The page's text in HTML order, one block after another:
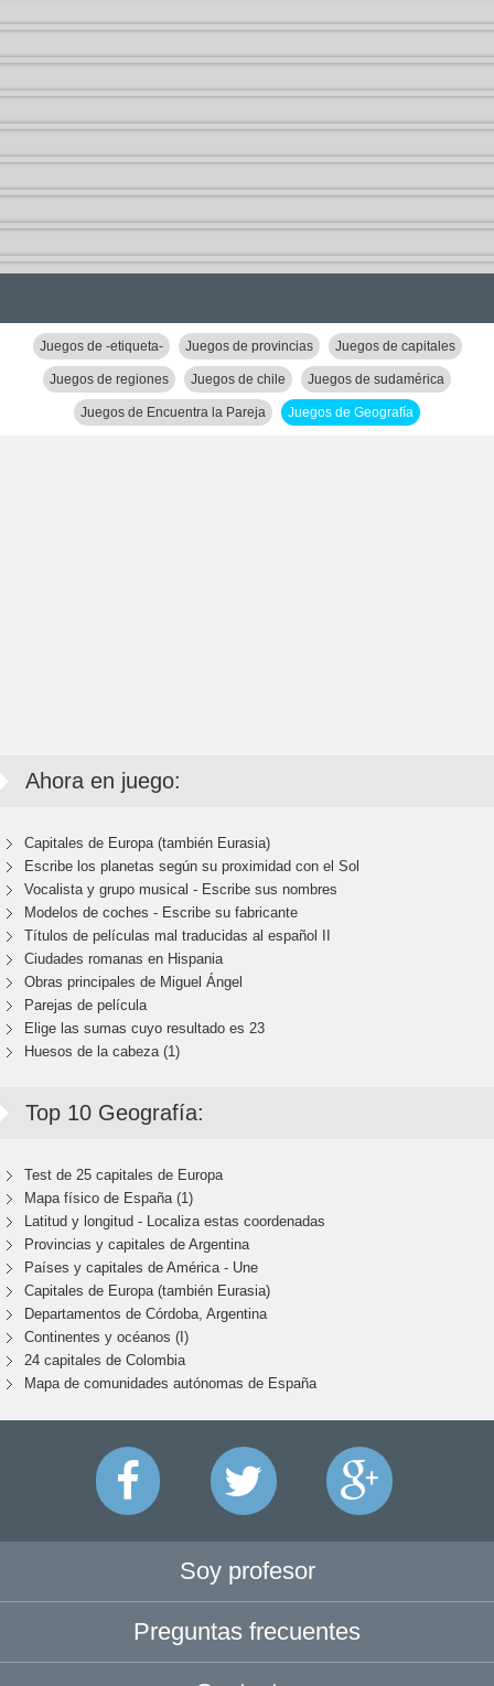
Juegos de -etiqueta- Juegos de provincias Juegos de capitales
Juegos de regiones Juegos de chile Juegos de sudamérica
Juegos de Encuentra la Pareja Juegos de Geografía
Ahora en juego:
Capitales de Europa (también Eurasia)
Escribe los planetas según su proximidad con el Sol
Vocalista y grupo musical - Escribe sus nombres
Modelos de coches - Escribe su fabricante
Títulos de películas mal traducidas al español II
Ciudades romanas en Hispania
Obras principales de Miguel Ángel
Parejas de película
Elige las sumas cuyo resultado es 23
Huesos de la cabeza (1)
Top 10 Geografía:
Test de 25 capitales de Europa
Mapa físico de España (1)
Latitud y longitud - Localiza estas coordenadas
Provincias y capitales de Argentina
Países y capitales de América - Une
Capitales de Europa (también Eurasia)
Departamentos de Córdoba, Argentina
Continentes y océanos (I)
24 capitales de Colombia
Mapa de comunidades autónomas de España
Soy profesor
Preguntas frecuentes